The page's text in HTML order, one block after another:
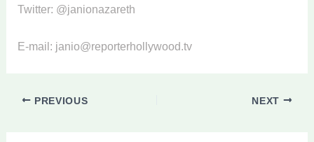
Twitter: @janionazareth
E-mail: janio@reporterhollywood.tv
PREVIOUS NEXT